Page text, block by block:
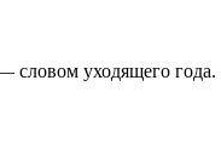
словом уходящего года.